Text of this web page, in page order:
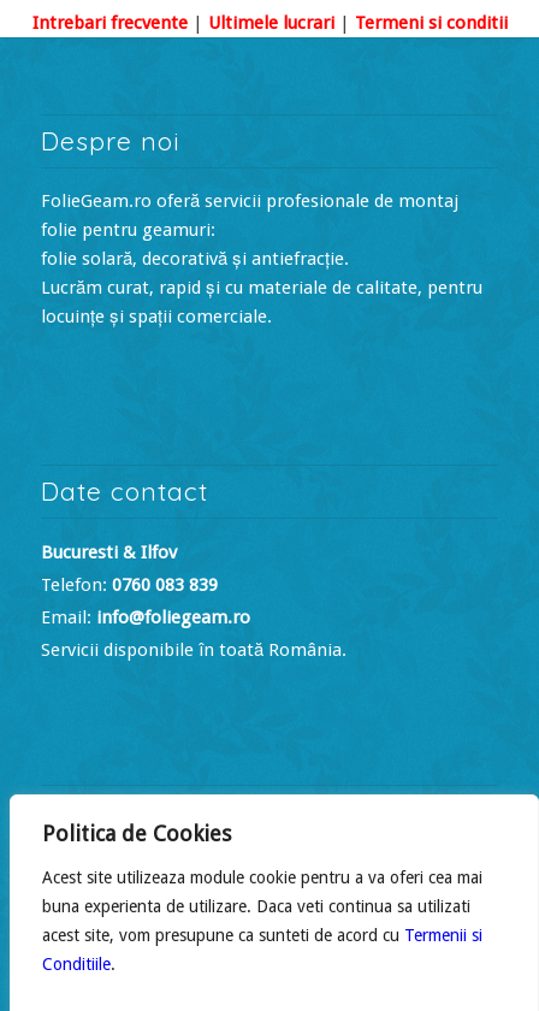
Politica de Cookies
Acest site utilizeaza module cookie pentru a va oferi cea mai
buna experienta de utilizare. Daca veti continua sa utilizati
acest site, vom presupune ca sunteti de acord cu Termenii si
Conditiile.
Intrebari frecvente| Ultimele lucrari| Termeni si conditii
Despre noi
FolieGeam.ro oferă servicii profesionale de montaj
folie pentru geamuri:
folie solară, decorativă și antiefracție.
Lucrăm curat, rapid și cu materiale de calitate, pentru
locuințe și spații comerciale.
Date contact
Bucuresti & Ilfov
Telefon: 0760 083 839
Email: info@foliegeam.ro
Servicii disponibile în toată România.
Luni – Vineri:09:00 – 18:00
Sâmbătă:09:00 – 14:00
Duminică:Închis